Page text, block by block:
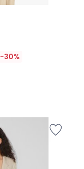
-30%